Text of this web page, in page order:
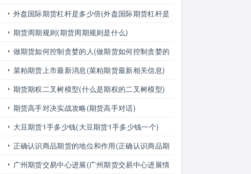
止损单一定成交成功呢)
外盘国际期货杠杆是多少倍(外盘国际期货杠杆是
多少倍的)
期货周期规则(期货周期规则是什么)
做期货如何控制贪婪的人(做期货如何控制贪婪的
人呢)
菜粕期货上市最新消息(菜粕期货最新相关信息)
期货期权二叉树模型(什么是期权的二叉树模型)
期货高手对决实战攻略(期货高手对话)
大豆期货1手多少钱(大豆期货1手多少钱一个)
正确认识商品期货的地位和作用(正确认识商品期
货的地位和作用是什么)
广州期货交易中心进展(广州期货交易中心进展情